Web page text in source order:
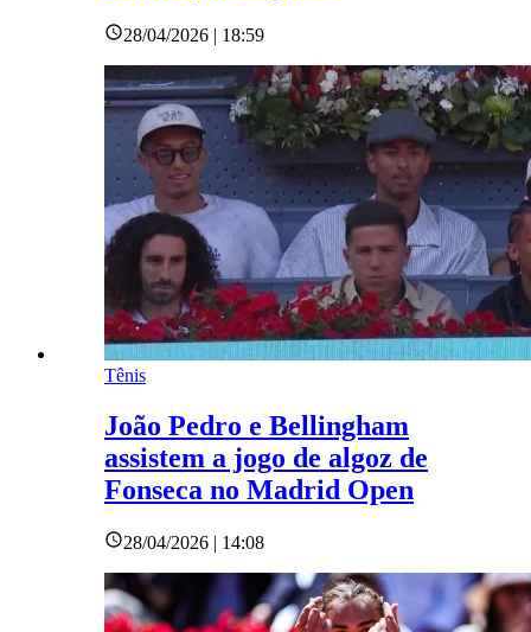
28/04/2026 | 18:59
Tênis
João Pedro e Bellingham
assistem a jogo de algoz de
Fonseca no Madrid Open
28/04/2026 | 14:08